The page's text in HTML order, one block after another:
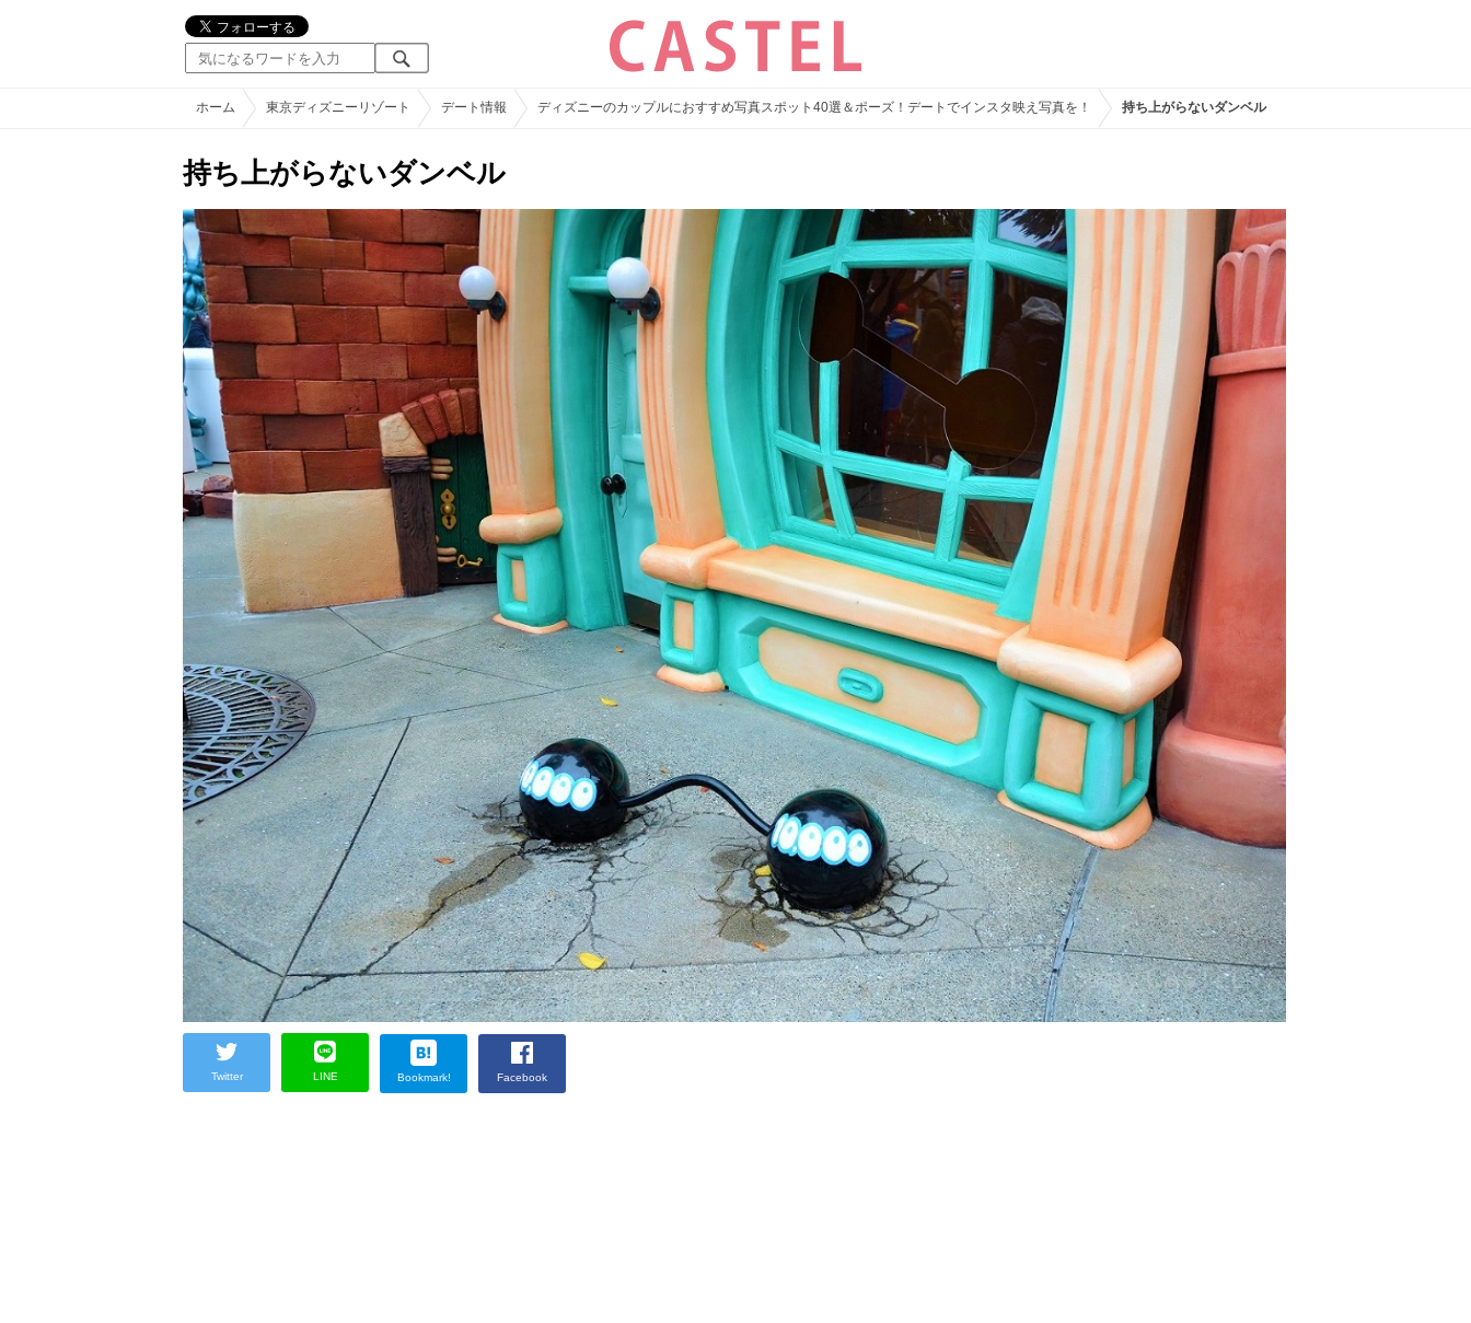
ホーム 東京ディズニーリゾート デート情報 ディズニーのカップルにおすすめ写真スポット40選＆ポーズ！デートでインスタ映え写真を！ 持ち上がらないダンベル
持ち上がらないダンベル
Twitter LINE Bookmark! Facebook